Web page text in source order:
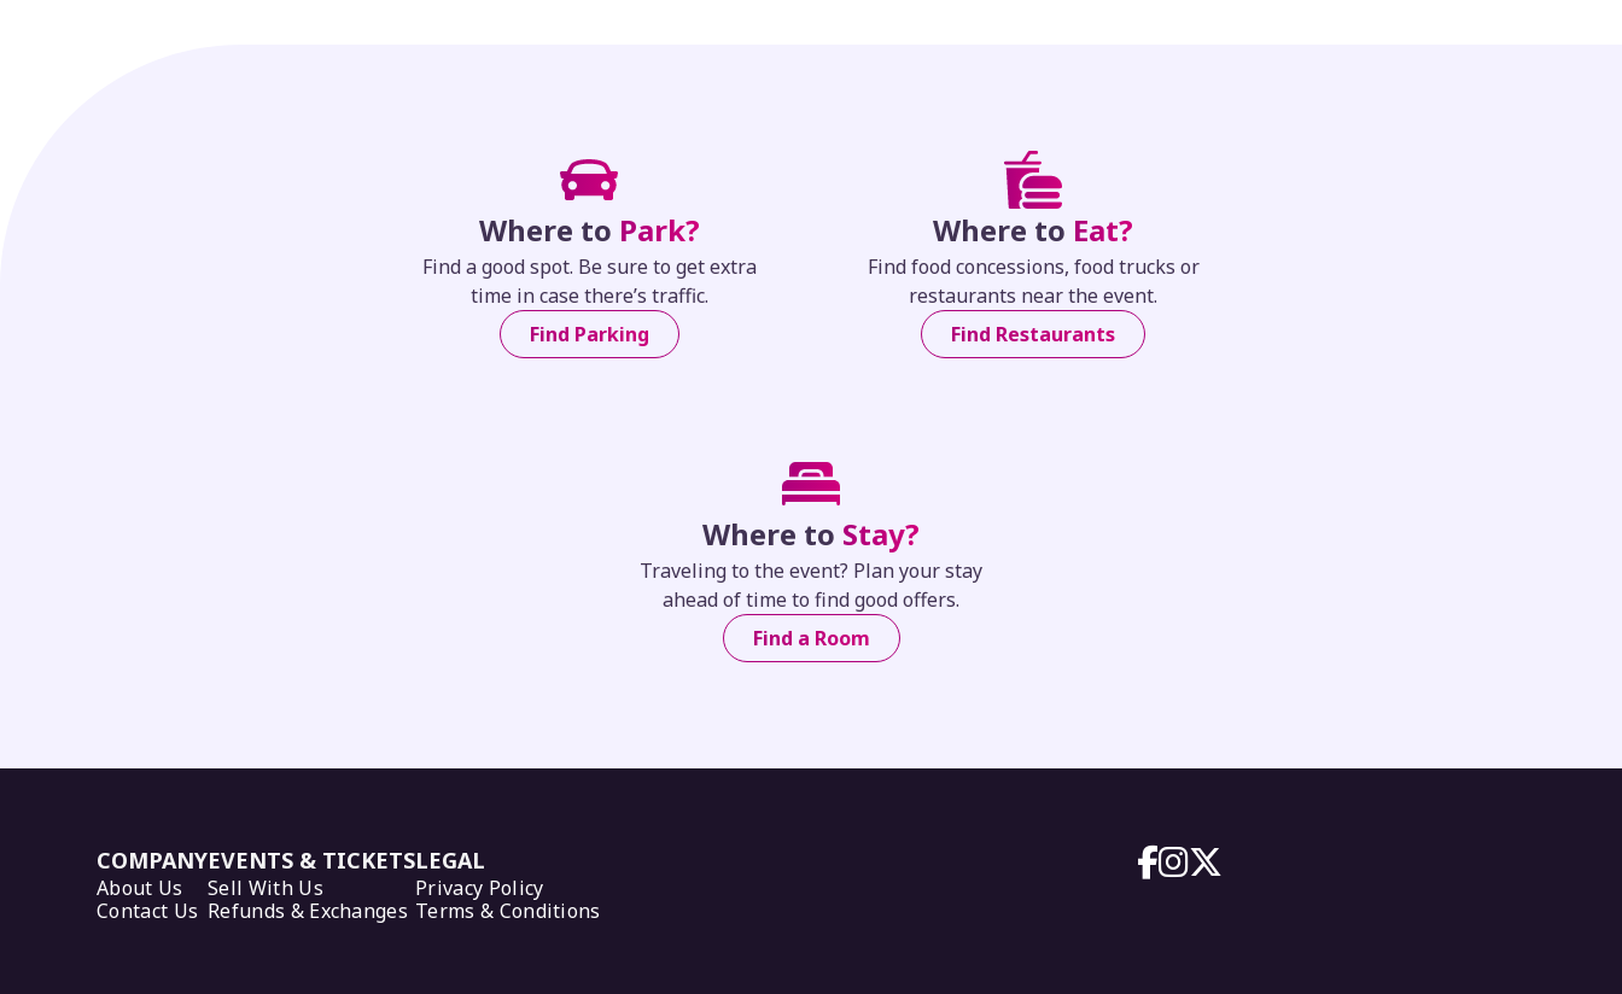
Where to Park?
Find a good spot. Be sure to get extra
time in case there’s traffic.
Find Parking
Where to Eat?
Find food concessions, food trucks or
restaurants near the event.
Find Restaurants
Where to Stay?
Traveling to the event? Plan your stay
ahead of time to find good offers.
Find a Room
COMPANY
About Us
Contact Us
EVENTS & TICKETS
Sell With Us
Refunds & Exchanges
LEGAL
Privacy Policy
Terms & Conditions